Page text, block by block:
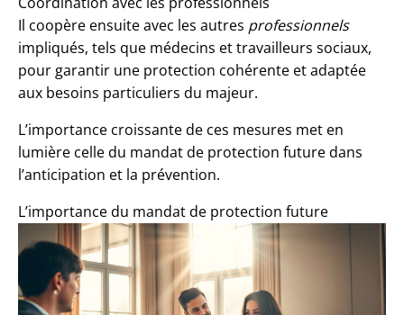
Il coopère ensuite avec les autres professionnels
impliqués, tels que médecins et travailleurs sociaux,
pour garantir une protection cohérente et adaptée
aux besoins particuliers du majeur.
L’importance croissante de ces mesures met en
lumière celle du mandat de protection future dans
l’anticipation et la prévention.
L’importance du mandat de protection future